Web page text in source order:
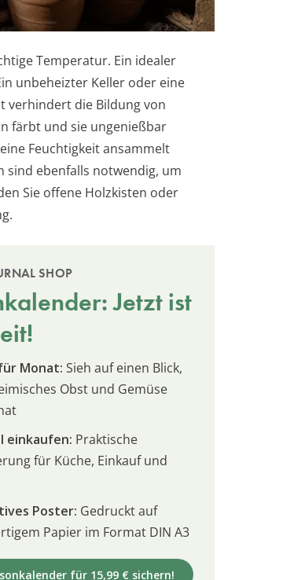
Temperatur. Ein idealer
unbeheizter Keller oder eine
verhindert die Bildung von
färbt und sie ungenießbar
Feuchtigkeit ansammelt
sind ebenfalls notwendig, um
Sie offene Holzkisten oder
SHOP
Jetzt ist
Monat: Sieh auf einen Blick,
Obst und Gemüse
einkaufen: Praktische
für Küche, Einkauf und
Poster: Gedruckt auf
Papier im Format DIN A3
für 15,99 € sichern!